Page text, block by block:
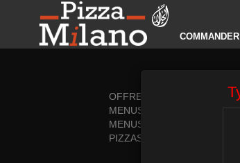
COMMANDER
OFFRES DECEMBRE
MENUS MIDI
MENUS
PIZZAS CRÈME FRAÎCHE